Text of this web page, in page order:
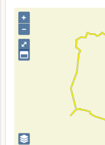
⤢
+
–